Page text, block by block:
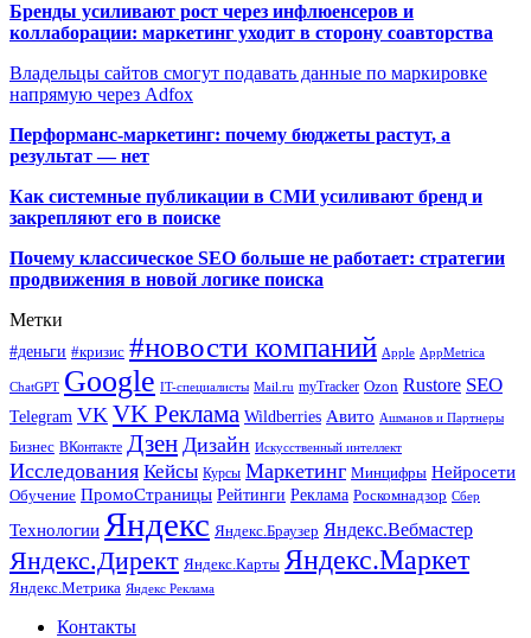
Бренды усиливают рост через инфлюенсеров и
коллаборации: маркетинг уходит в сторону соавторства
Владельцы сайтов смогут подавать данные по маркировке
напрямую через Adfox
Перформанс-маркетинг: почему бюджеты растут, а
результат — нет
Как системные публикации в СМИ усиливают бренд и
закрепляют его в поиске
Почему классическое SEO больше не работает: стратегии
продвижения в новой логике поиска
Метки
#деньги #кризис #новости компаний Apple AppMetrica
ChatGPT Google IT-специалисты Mail.ru myTracker Ozon Rustore SEO
Telegram VK VK Реклама Wildberries Авито Ашманов и Партнеры
Бизнес ВКонтакте Дзен Дизайн Искусственный интеллект
Исследования Кейсы Курсы Маркетинг Минцифры Нейросети
Обучение ПромоСтраницы Рейтинги Реклама Роскомнадзор Сбер
Технологии Яндекс Яндекс.Браузер Яндекс.Вебмастер
Яндекс.Директ Яндекс.Карты Яндекс.Маркет
Яндекс.Метрика Яндекс Реклама
Контакты